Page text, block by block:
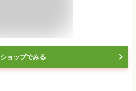
ショップでみる